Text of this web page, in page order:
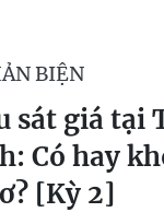
BIỆN
sát giá tại
Có hay
[Kỳ 2]